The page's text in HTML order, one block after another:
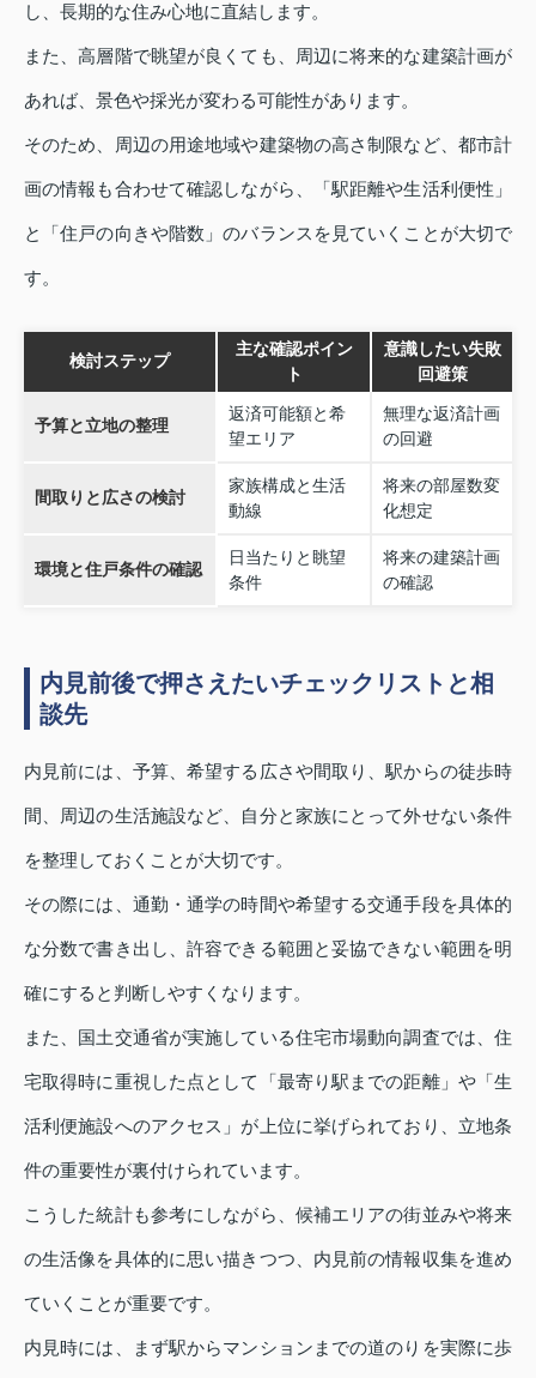
し、長期的な住み心地に直結します。
また、高層階で眺望が良くても、周辺に将来的な建築計画が
あれば、景色や採光が変わる可能性があります。
そのため、周辺の用途地域や建築物の高さ制限など、都市計
画の情報も合わせて確認しながら、「駅距離や生活利便性」
と「住戸の向きや階数」のバランスを見ていくことが大切で
す。
検討ステップ
主な確認ポイン
ト
意識したい失敗
回避策
予算と立地の整理
返済可能額と希
望エリア
無理な返済計画
の回避
間取りと広さの検討
家族構成と生活
動線
将来の部屋数変
化想定
環境と住戸条件の確認
日当たりと眺望
条件
将来の建築計画
の確認
内見前後で押さえたいチェックリストと相
談先
内見前には、予算、希望する広さや間取り、駅からの徒歩時
間、周辺の生活施設など、自分と家族にとって外せない条件
を整理しておくことが大切です。
その際には、通勤・通学の時間や希望する交通手段を具体的
な分数で書き出し、許容できる範囲と妥協できない範囲を明
確にすると判断しやすくなります。
また、国土交通省が実施している住宅市場動向調査では、住
宅取得時に重視した点として「最寄り駅までの距離」や「生
活利便施設へのアクセス」が上位に挙げられており、立地条
件の重要性が裏付けられています。
こうした統計も参考にしながら、候補エリアの街並みや将来
の生活像を具体的に思い描きつつ、内見前の情報収集を進め
ていくことが重要です。
内見時には、まず駅からマンションまでの道のりを実際に歩